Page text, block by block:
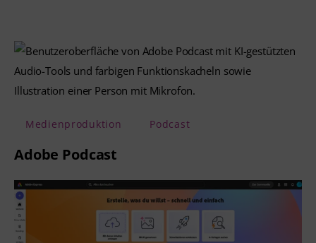
Lehrstrategie
Workshops
Über uns
Medienproduktion Podcast
Adobe Podcast